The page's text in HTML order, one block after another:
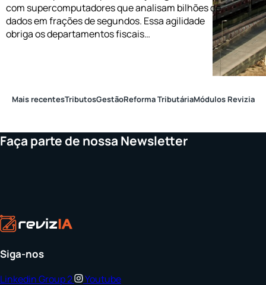
com supercomputadores que analisam bilhões de
dados em frações de segundos. Essa agilidade
obriga os departamentos fiscais…
Mais recentesTributosGestãoReforma TributáriaMódulos Revizia
Faça parte de nossa Newsletter
Siga-nos
LinkedinGroup 2 Youtube